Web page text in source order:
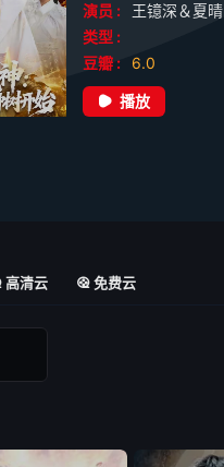
演员 :
王镱深＆夏晴
类型 :
豆瓣 :
6.0
播放
高清云 免费云